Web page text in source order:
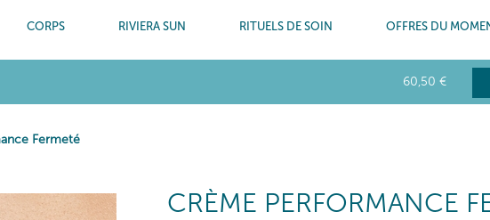
CORPS RIVIERA SUN RITUELS DE SOIN OFFRES DU
60,50 €
Fermeté
CRÈME PERFORMANCE